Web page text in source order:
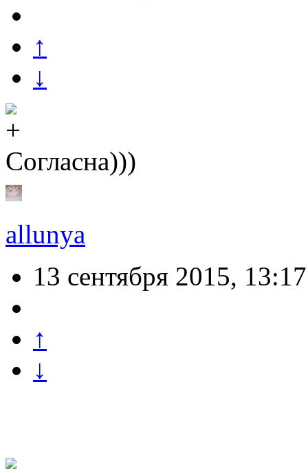
↑
↓
Согласна)))
allunya
13 сентября 2015, 13:17
↑
↓